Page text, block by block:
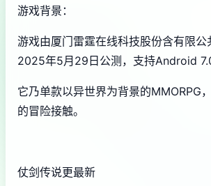
游戏背景：
游戏由厦门雷霆在线科技股份含有限公
2025年5月29日公测，支持Android
它乃单款以异世界为背景的MMORPG
的冒险接触。
仗剑传说更最新